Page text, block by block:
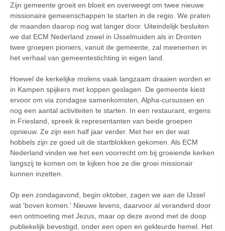
Zijn gemeente groeit en bloeit en overweegt om twee nieuwe
missionaire gemeenschappen te starten in de regio. We praten
de maanden daarop nog wat langer door. Uiteindelijk besluiten
we dat ECM Nederland zowel in IJsselmuiden als in Dronten
twee groepen pioniers, vanuit de gemeente, zal meenemen in
het verhaal van gemeentestichting in eigen land.
Hoewel de kerkelijke molens vaak langzaam draaien worden er
in Kampen spijkers met koppen geslagen. De gemeente kiest
ervoor om via zondagse samenkomsten, Alpha-cursussen en
nog een aantal activiteiten te starten. In een restaurant, ergens
in Friesland, spreek ik representanten van beide groepen
opnieuw. Ze zijn een half jaar verder. Met her en der wat
hobbels zijn ze goed uit de startblokken gekomen. Als ECM
Nederland vinden we het een voorrecht om bij groeiende kerken
langszij te komen om te kijken hoe ze die groei missionair
kunnen inzetten.
Op een zondagavond, begin oktober, zagen we aan de IJssel
wat 'boven komen.' Nieuwe levens, daarvoor al veranderd door
een ontmoeting met Jezus, maar op deze avond met de doop
publiekelijk bevestigd, onder een open en gekleurde hemel. Het